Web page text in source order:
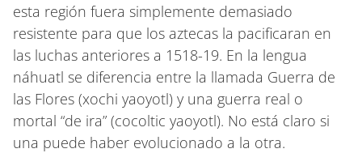
esta región fuera simplemente demasiado
resistente para que los aztecas la pacificaran en
las luchas anteriores a 1518-19. En la lengua
náhuatl se diferencia entre la llamada Guerra de
las Flores (xochi yaoyotl) y una guerra real o
mortal “de ira” (cocoltic yaoyotl). No está claro si
una puede haber evolucionado a la otra.